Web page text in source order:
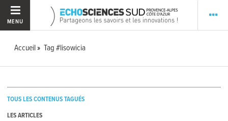
MENU
Accueil Tag #lisowicia
TOUS LES CONTENUS TAGUÉS
LES ARTICLES